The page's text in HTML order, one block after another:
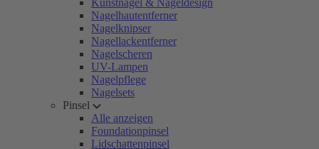
Kunstnägel & Nageldesign
Nagelhautentferner
Nagelknipser
Nagellackentferner
Nagelscheren
UV-Lampen
Nagelpflege
Nagelsets
Pinsel
Alle anzeigen
Foundationpinsel
Lidschattenpinsel